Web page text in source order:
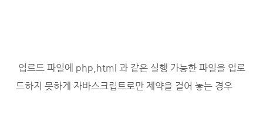
업르드 파일에 php,html 과 같은 실행 가능한 파일을 업로
드하지 못하게 자바스크립트로만 제약을 걸어 놓는 경우